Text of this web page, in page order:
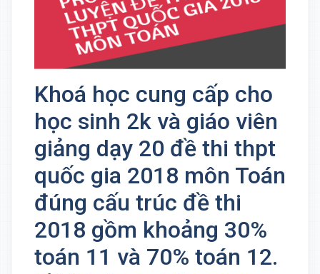
Khoá học cung cấp cho
học sinh 2k và giáo viên
giảng dạy 20 đề thi thpt
quốc gia 2018 môn Toán
đúng cấu trúc đề thi
2018 gồm khoảng 30%
toán 11 và 70% toán 12.